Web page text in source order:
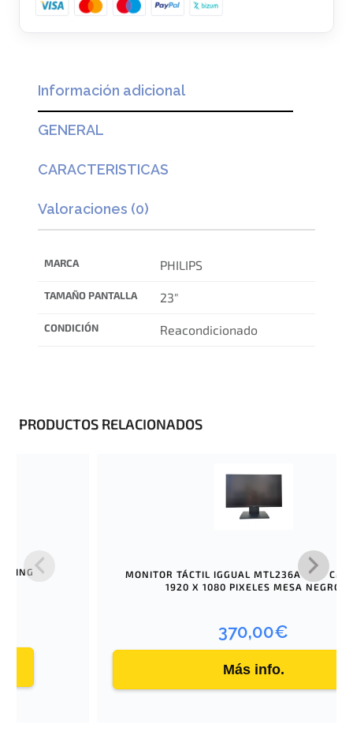
r
a
0
1
,
0
.
7
4
0
€
Información adicional
GENERAL
CARACTERISTICAS
Valoraciones (0)
MARCA PHILIPS
TAMAÑO PANTALLA 23"
CONDICIÓN Reacondicionado
PRODUCTOS RELACIONADOS
MONITOR TÁCTIL IGGUAL MTL236A 59,9 CM
1920 X 1080 PIXELES MESA NEGRO
370,00€
Más info.